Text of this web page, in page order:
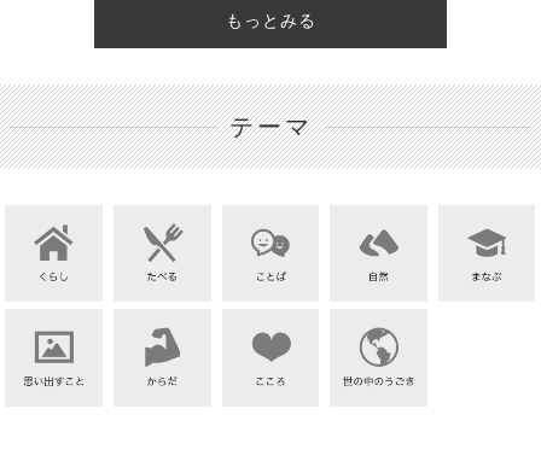
もっとみる
テーマ